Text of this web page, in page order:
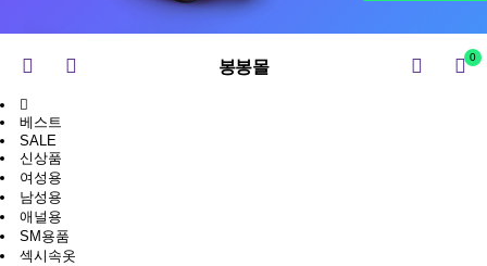
봉봉몰 0
베스트
SALE
신상품
여성용
남성용
애널용
SM용품
섹시속옷